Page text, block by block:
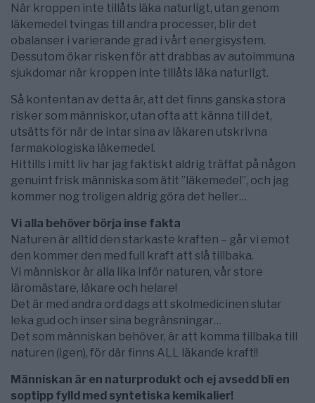
När kroppen inte tillåts läka naturligt, utan genom
läkemedel tvingas till andra processer, blir det
obalanser i varierande grad i vårt energisystem.
Dessutom ökar risken för att drabbas av autoimmuna
sjukdomar när kroppen inte tillåts läka naturligt.
Så kontentan av detta är, att det finns ganska stora
risker som människor, utan ofta att känna till det,
utsätts för när de intar sina av läkaren utskrivna
farmakologiska läkemedel.
Hittills i mitt liv har jag faktiskt aldrig träffat på någon
genuint frisk människa som ätit ”läkemedel”, och jag
kommer nog troligen aldrig göra det heller…
Vi alla behöver börja inse fakta
Naturen är alltid den starkaste kraften – går vi emot
den kommer den med full kraft att slå tillbaka.
Vi människor är alla lika inför naturen, vår store
läromästare, läkare och helare!
Det är med andra ord dags att skolmedicinen slutar
leka gud och inser sina begränsningar…
Det som människan behöver, är att komma tillbaka till
naturen (igen), för där finns ALL läkande kraft!!
Människan är en naturprodukt och ej avsedd bli en
soptipp fylld med syntetiska kemikalier!